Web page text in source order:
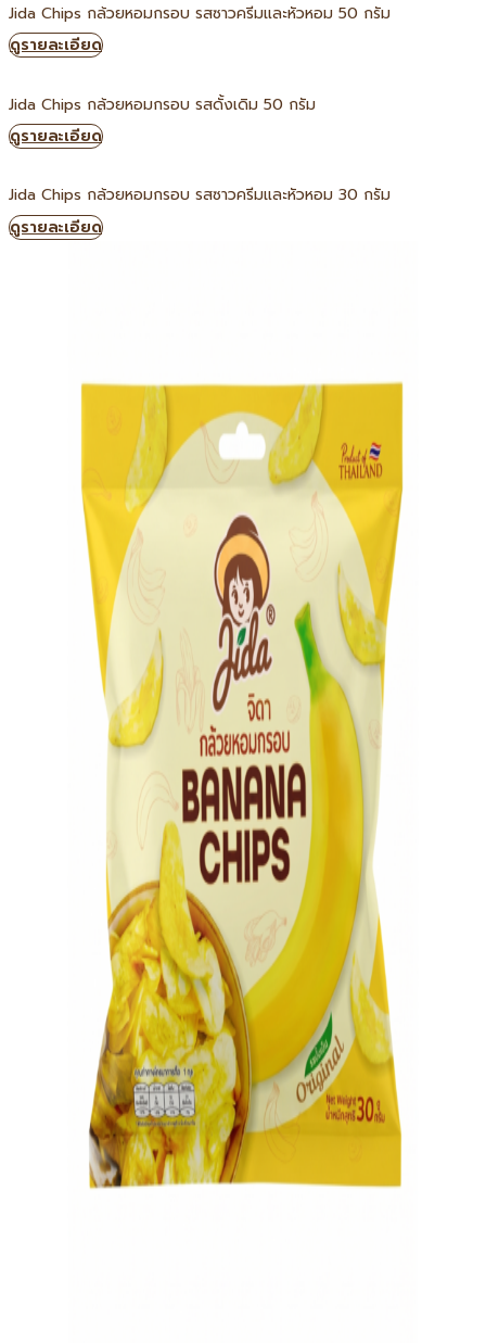
Jida Chips กล้วยหอมกรอบ รสซาวครีมและหัวหอม 50 กรัม
ดูรายละเอียด
Jida Chips กล้วยหอมกรอบ รสดั้งเดิม 50 กรัม
ดูรายละเอียด
Jida Chips กล้วยหอมกรอบ รสซาวครีมและหัวหอม 30 กรัม
ดูรายละเอียด